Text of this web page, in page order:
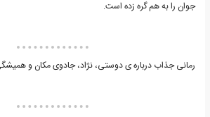
جوان را به هم گره زده است.
رمانی جذاب درباره ی دوستی، نژاد، جادوی مکان و